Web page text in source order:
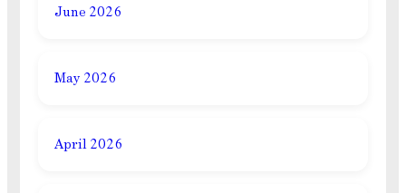
June 2026
May 2026
April 2026